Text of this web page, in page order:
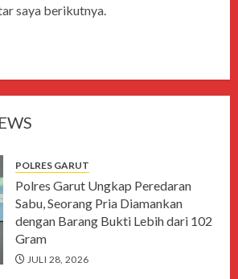
saya berikutnya.
POLRES GARUT
Polres Garut Ungkap Peredaran
Sabu, Seorang Pria Diamankan
dengan Barang Bukti Lebih dari 102
Gram
JULI 28, 2026